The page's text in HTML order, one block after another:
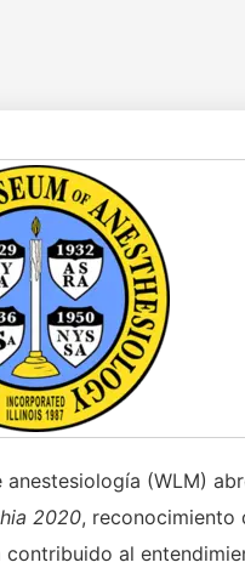
(WLM)
2020, reconocimiento
al